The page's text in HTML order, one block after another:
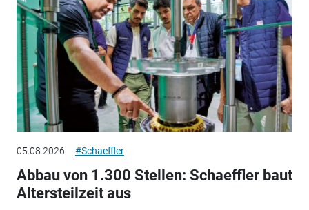
05.08.2026 #Schaeffler
Abbau von 1.300 Stellen: Schaeffler baut
Altersteilzeit aus